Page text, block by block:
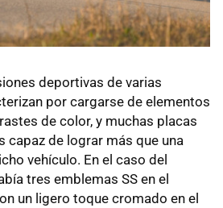
deportivas de varias
por cargarse de elementos
de color, y muchas placas
capaz de lograr más que una
vehículo. En el caso del
tres emblemas SS en el
un ligero toque cromado en el